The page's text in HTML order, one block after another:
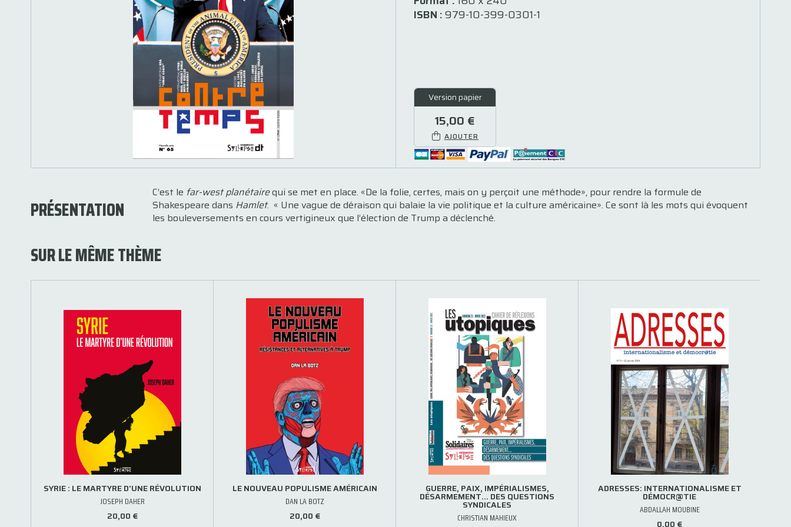
Version papier
15,00 €
AJOUTER
ISBN :979-10-399-0301-1
PRÉSENTATION
C’est le far-west planétairequi se met en place. «De la folie, certes, mais on y perçoit une méthode», pour rendre la formule de
Shakespeare dans Hamlet. « Une vague de déraison qui balaie la vie politique et la culture américaine». Ce sont là les mots qui évoquent
les bouleversements en cours vertigineux que l’élection de Trump a déclenché.
SUR LE MÊME THÈME
SYRIE : LE MARTYRE D'UNE RÉVOLUTION
JOSEPH DAHER
20,00 €
LE NOUVEAU POPULISME AMÉRICAIN
DAN LA BOTZ
20,00 €
GUERRE, PAIX, IMPÉRIALISMES,
DÉSARMEMENT… DES QUESTIONS
SYNDICALES
CHRISTIAN MAHIEUX
ADRESSES: INTERNATIONALISME ET
DÉMOCR@TIE
ABDALLAH MOUBINE
0,00 €